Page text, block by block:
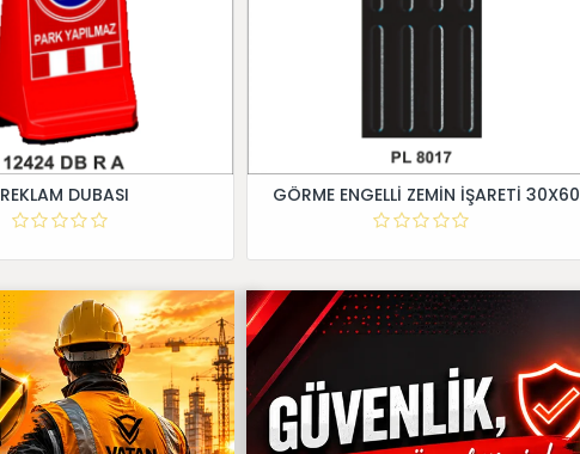
REKLAM DUBASI GÖRME ENGELLİ ZEMİN İŞARETİ 30X60